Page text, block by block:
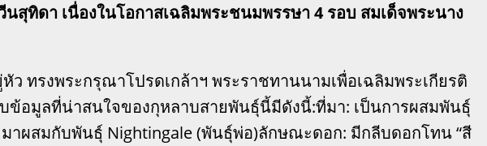
ทิดา เนื่องในโอกาสเฉลิมพระชนมพรรษา 4 รอบ สมเด็จพระนาง
ทรงพระกรุณาโปรดเกล้าฯ พระราชทานนามเพื่อเฉลิมพระเกียรติ
ข้อมูลที่น่าสนใจของกุหลาบสายพันธุ์นี้มีดังนี้:ที่มา: เป็นการผสมพันธุ์
าผสมกับพันธุ์ Nightingale (พันธุ์พ่อ)ลักษณะดอก: มีกลีบดอกโทน “สี